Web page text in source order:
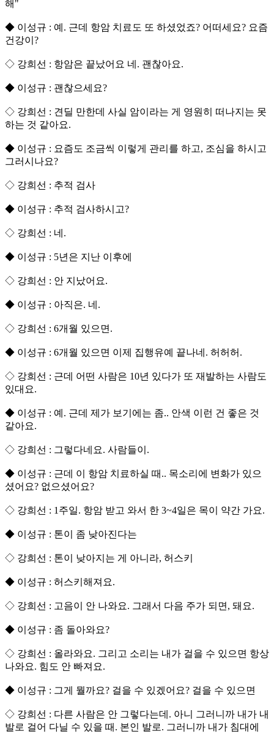
해"
◆ 이성규 : 예. 근데 항암 치료도 또 하셨었죠? 어떠세요? 요즘
건강이?
◇ 강희선 : 항암은 끝났어요 네. 괜찮아요.
◆ 이성규 : 괜찮으세요?
◇ 강희선 : 견딜 만한데 사실 암이라는 게 영원히 떠나지는 못
하는 것 같아요.
◆ 이성규 : 요즘도 조금씩 이렇게 관리를 하고, 조심을 하시고
그러시나요?
◇ 강희선 : 추적 검사
◆ 이성규 : 추적 검사하시고?
◇ 강희선 : 네.
◆ 이성규 : 5년은 지난 이후에
◇ 강희선 : 안 지났어요.
◆ 이성규 : 아직은. 네.
◇ 강희선 : 6개월 있으면.
◆ 이성규 : 6개월 있으면 이제 집행유예 끝나네. 허허허.
◇ 강희선 : 근데 어떤 사람은 10년 있다가 또 재발하는 사람도
있대요.
◆ 이성규 : 예. 근데 제가 보기에는 좀.. 안색 이런 건 좋은 것
같아요.
◇ 강희선 : 그렇다네요. 사람들이.
◆ 이성규 : 근데 이 항암 치료하실 때.. 목소리에 변화가 있으
셨어요? 없으셨어요?
◇ 강희선 : 1주일. 항암 받고 와서 한 3~4일은 목이 약간 가요.
◆ 이성규 : 톤이 좀 낮아진다는
◇ 강희선 : 톤이 낮아지는 게 아니라, 허스키
◆ 이성규 : 허스키해져요.
◇ 강희선 : 고음이 안 나와요. 그래서 다음 주가 되면, 돼요.
◆ 이성규 : 좀 돌아와요?
◇ 강희선 : 올라와요. 그리고 소리는 내가 걸을 수 있으면 항상
나와요. 힘도 안 빠져요.
◆ 이성규 : 그게 뭘까요? 걸을 수 있겠어요? 걸을 수 있으면
◇ 강희선 : 다른 사람은 안 그렇다는데. 아니 그러니까 내가 내
발로 걸어 다닐 수 있을 때. 본인 발로. 그러니까 내가 침대에